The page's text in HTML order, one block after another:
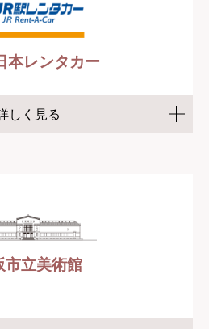
本レンタカー
しく見る
市立美術館